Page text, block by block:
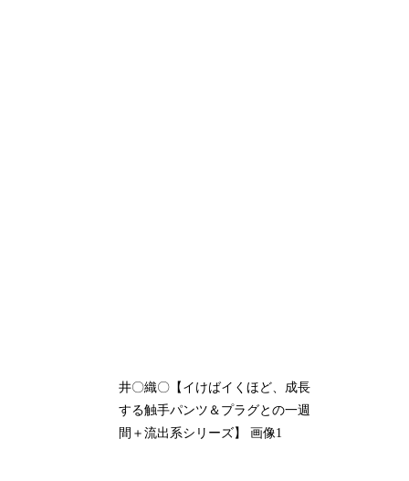
井〇織〇【イけばイくほど、成長
する触手パンツ＆プラグとの一週
間＋流出系シリーズ】 画像1